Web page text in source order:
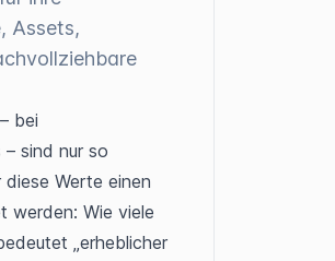
Assets,
bei
sind nur so
Werte einen
werden: Wie viele
„erheblicher